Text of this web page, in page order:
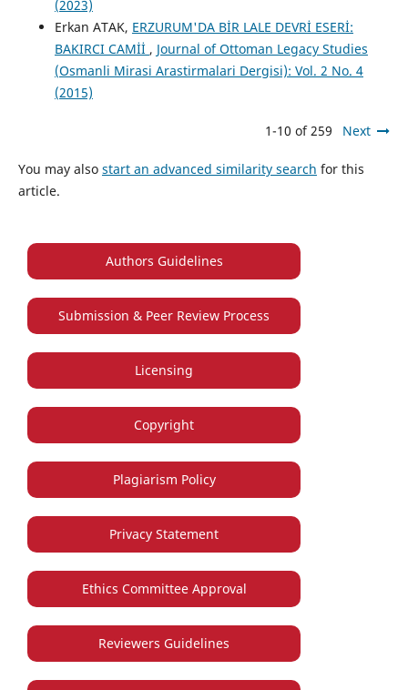
(2023)
Erkan ATAK, ERZURUM'DA BİR LALE DEVRİ ESERİ:
BAKIRCI CAMİİ , Journal of Ottoman Legacy Studies
(Osmanli Mirasi Arastirmalari Dergisi): Vol. 2 No. 4
(2015)
1-10 of 259 Next
You may also start an advanced similarity search for this
article.
Authors Guidelines
Submission & Peer Review Process
Licensing
Copyright
Plagiarism Policy
Privacy Statement
Ethics Committee Approval
Reviewers Guidelines